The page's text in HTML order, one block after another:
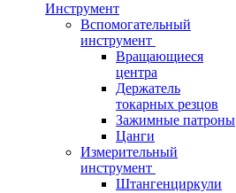
Инструмент
Вспомогательный
инструмент
Вращающиеся
центра
Держатель
токарных резцов
Зажимные патроны
Цанги
Измерительный
инструмент
Штангенциркули